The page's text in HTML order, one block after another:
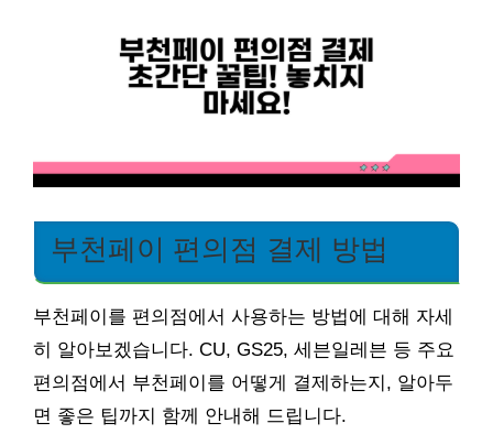
부천페이 편의점 결제 방법
부천페이를 편의점에서 사용하는 방법에 대해 자세
히 알아보겠습니다. CU, GS25, 세븐일레븐 등 주요
편의점에서 부천페이를 어떻게 결제하는지, 알아두
면 좋은 팁까지 함께 안내해 드립니다.